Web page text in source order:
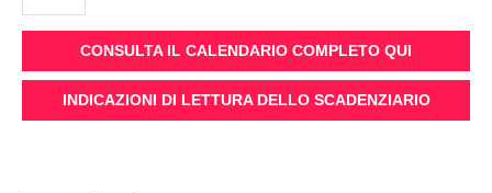
CONSULTA IL CALENDARIO COMPLETO QUI
INDICAZIONI DI LETTURA DELLO SCADENZIARIO